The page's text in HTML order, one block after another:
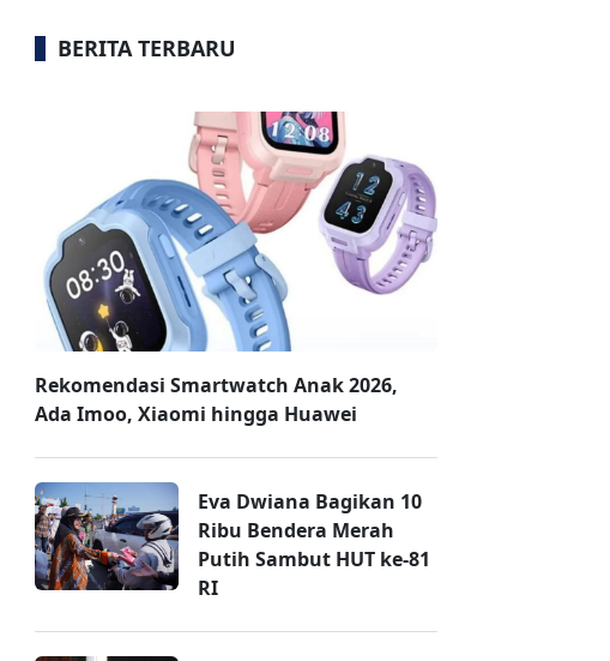
BERITA TERBARU
Rekomendasi Smartwatch Anak 2026,
Ada Imoo, Xiaomi hingga Huawei
Eva Dwiana Bagikan 10
Ribu Bendera Merah
Putih Sambut HUT ke-81
RI